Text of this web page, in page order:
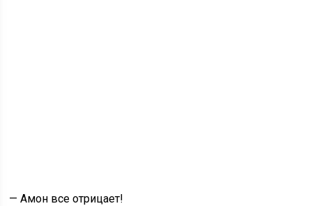
— Амон все отрицает!